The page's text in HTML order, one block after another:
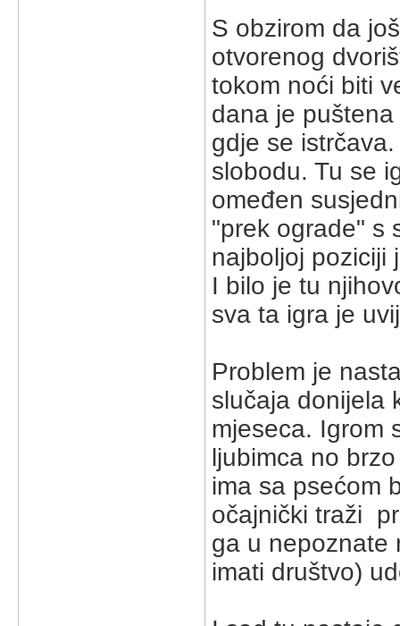
S obzirom da
otvorenog
tokom noći biti
dana je
gdje se
slobodu. Tu se
omeđen
"prek ograde" s
najboljoj poziciji
I bilo je tu
sva ta igra je
Problem je
slučaja donijela
mjeseca. Igrom
ljubimca no
ima sa psećom
očajnički traži
ga u nepoznate
imati društvo)